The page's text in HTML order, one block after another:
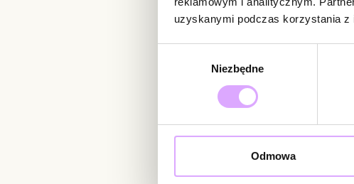
uzyskanymi podczas korzystania z
Niezbędne
Odmowa
Newsletter
Bądź na bieżąco z nowościami